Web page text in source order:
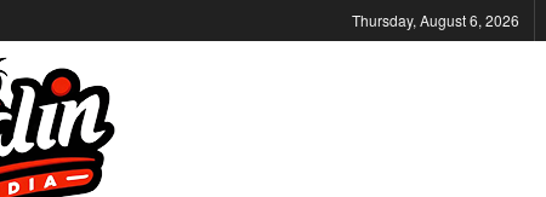
Thursday, August 6, 2026